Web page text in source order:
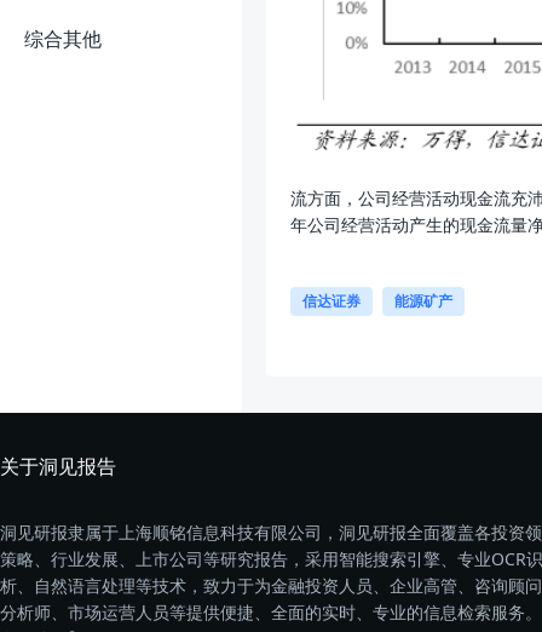
综合其他
流方面，公司经营活动现金流充
年公司经营活动产生的现金流量
信达证券 能源矿产
关于洞见报告
洞见研报隶属于上海顺铭信息科技有限公司，洞见研报全面覆盖各投资
策略、行业发展、上市公司等研究报告，采用智能搜索引擎、专业OCR
析、自然语言处理等技术，致力于为金融投资人员、企业高管、咨询顾
分析师、市场运营人员等提供便捷、全面的实时、专业的信息检索服务